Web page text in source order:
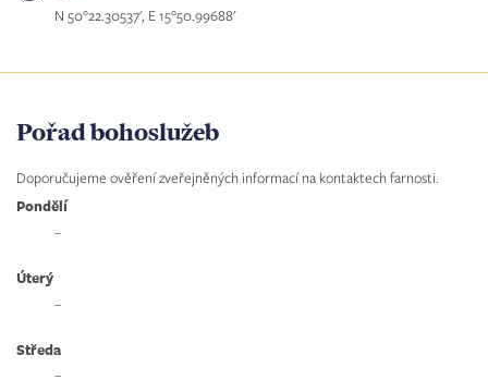
N 50°22.30537', E 15°50.99688'
Pořad bohoslužeb
Doporučujeme ověření zveřejněných informací na kontaktech farnosti.
Pondělí
–
Úterý
–
Středa
–